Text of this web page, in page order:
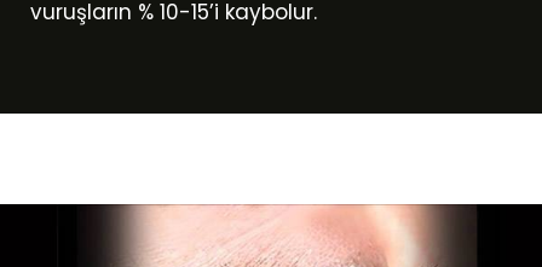
vuruşların % 10-15’i kaybolur.